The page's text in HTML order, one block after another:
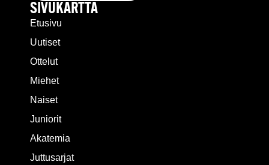
SIVUKARTTA
Etusivu
Uutiset
Ottelut
Miehet
Naiset
Juniorit
Akatemia
Juttusarjat